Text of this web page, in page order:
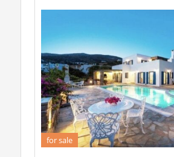
for sale